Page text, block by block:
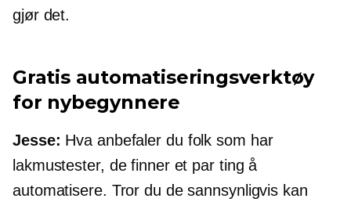
gjør det.
Gratis automatiseringsverktøy
for nybegynnere
Jesse: Hva anbefaler du folk som har
lakmustester, de finner et par ting å
automatisere. Tror du de sannsynligvis kan